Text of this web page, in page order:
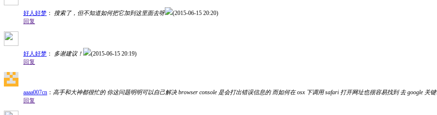
好人好梦 ： 搜索了，但不知道如何把它加到这里面去呀
(2015-06-15 20:20)
回复
好人好梦 ： 多谢建议！
(2015-06-15 20:19)
回复
aaaa007cn ： 高手和大神都很忙的 你这问题明明可以自己解决 browser console 是会打出错误信息的 而如何在 osx 下调用 safari 打开网址也很容易找到 去 google 关键
回复